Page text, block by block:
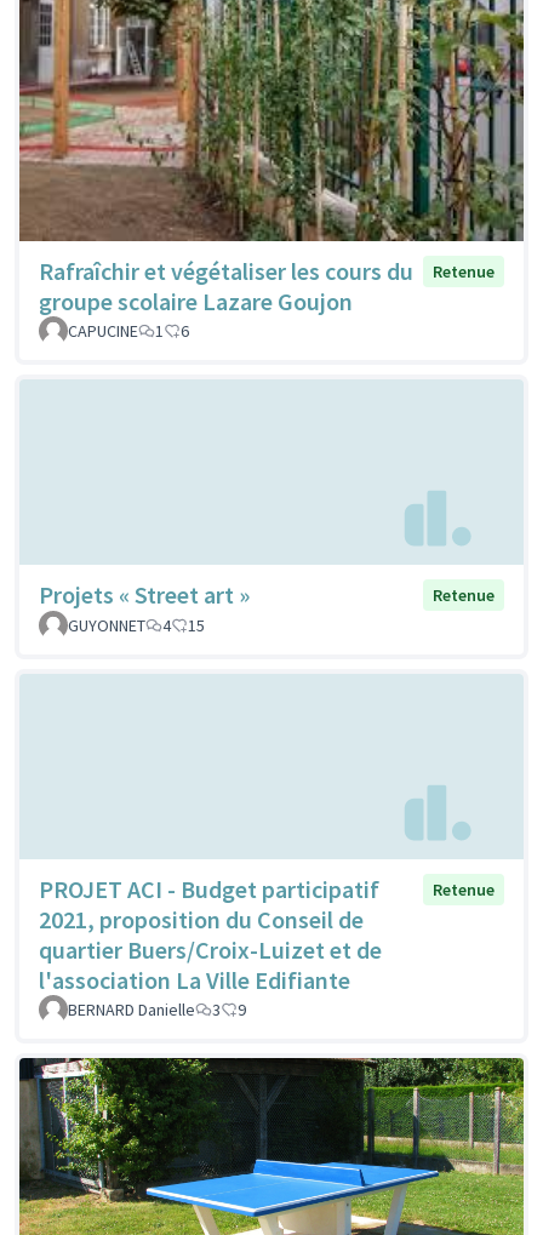
Rafraîchir et végétaliser les cours du
groupe scolaire Lazare Goujon
Retenue
CAPUCINE 1 6
Projets « Street art »
Retenue
GUYONNET
4 15
PROJET ACI - Budget participatif
2021, proposition du Conseil de
quartier Buers/Croix-Luizet et de
l'association La Ville Edifiante
Retenue
BERNARD Danielle 3 9